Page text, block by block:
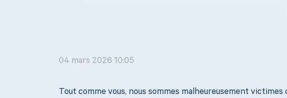
04 mars 2026 10:05
Tout comme vous, nous sommes malheureusement